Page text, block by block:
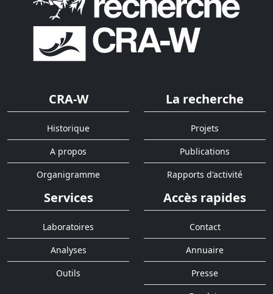
CRA-W
Historique
A propos
Organigramme
La recherche
Projets
Publications
Rapports d'activité
Services
Laboratoires
Analyses
Outils
Accès rapides
Contact
Annuaire
Presse